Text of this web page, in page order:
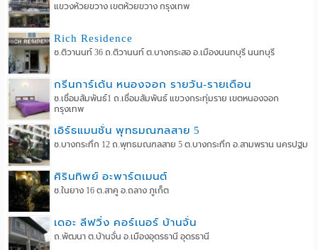
แขวงห้วยขวาง เขตห้วยขวาง กรุงเทพ
Rich Residence
ซ.ติวานนท์ 36 ถ.ติวานนท์ ต.บางกระสอ อ.เมืองนนทบุรี นนทบุรี
กรีนการ์เด้น หนองจอก รายวัน-รายเดือน
ซ.เชื่อมสัมพันธ์1 ถ.เชื่อมสัมพันธ์ แขวงกระทุ่มราย เขตหนองจอก
กรุงเทพ
เอิร์ธแมนชั่น พุทธมณฑลสาย 5
ซ.บางกระทึก 12 ถ.พุทธมณฑลสาย 5 ต.บางกระทึก อ.สามพราน นครปฐม
ศิรินทิพย์ อะพาร์ตเมนต์
ซ.ในยาง 16 ต.สาคู อ.ถลาง ภูเก็ต
เดอะ ลีฟวิ่ง คอร์เนอร์ บ้านจั่น
ถ.พัฒนา ต.บ้านจั่น อ.เมืองอุดรธานี อุดรธานี